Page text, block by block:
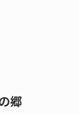
郷